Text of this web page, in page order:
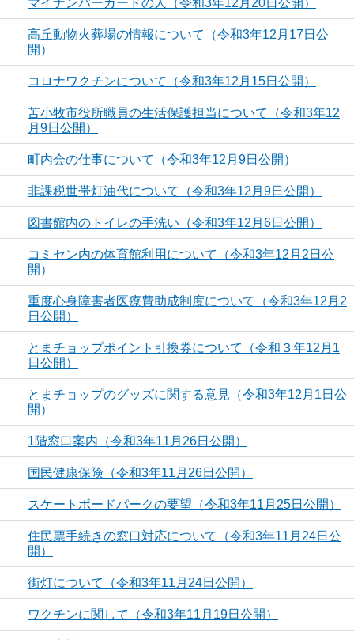
マイナンバーカードの人（令和3年12月20日公開）
高丘動物火葬場の情報について（令和3年12月17日公
開）
コロナワクチンについて（令和3年12月15日公開）
苫小牧市役所職員の生活保護担当について（令和3年12
月9日公開）
町内会の仕事について（令和3年12月9日公開）
非課税世帯灯油代について（令和3年12月9日公開）
図書館内のトイレの手洗い（令和3年12月6日公開）
コミセン内の体育館利用について（令和3年12月2日公
開）
重度心身障害者医療費助成制度について（令和3年12月2
日公開）
とまチョップポイント引換券について（令和３年12月1
日公開）
とまチョップのグッズに関する意見（令和3年12月1日公
開）
1階窓口案内（令和3年11月26日公開）
国民健康保険（令和3年11月26日公開）
スケートボードパークの要望（令和3年11月25日公開）
住民票手続きの窓口対応について（令和3年11月24日公
開）
街灯について（令和3年11月24日公開）
ワクチンに関して（令和3年11月19日公開）